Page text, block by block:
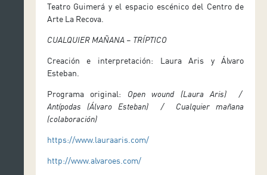
Teatro Guimerá y el espacio escénico del Centro de
Arte La Recova.
CUALQUIER MAÑANA – TRÍPTICO
Creación e interpretación: Laura Aris y Álvaro
Esteban.
Programa original: Open wound (Laura Aris) /
Antípodas (Álvaro Esteban) / Cualquier mañana
(colaboración)
https://www.lauraaris.com/
http://www.alvaroes.com/